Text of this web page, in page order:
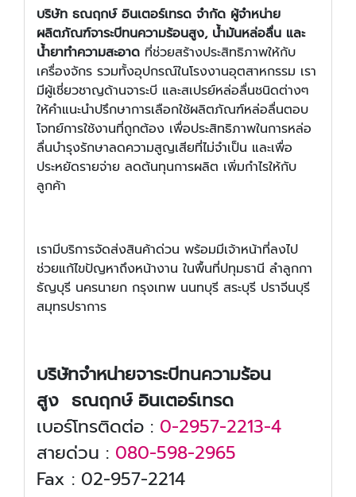
บริษัท ธณฤกษ์ อินเตอร์เทรด จำกัด ผู้จำหน่าย
ผลิตภัณฑ์จาระบีทนความร้อนสูง, น้ำมันหล่อลื่น และ
น้ำยาทำความสะอาด ที่ช่วยสร้างประสิทธิภาพให้กับ
เครื่องจักร รวมทั้งอุปกรณ์ในโรงงานอุตสาหกรรม เรา
มีผู้เชี่ยวชาญด้านจาระบี และสเปรย์หล่อลื่นชนิดต่างๆ
ให้คำแนะนำปรึกษาการเลือกใช้ผลิตภัณฑ์หล่อลื่นตอบ
โจทย์การใช้งานที่ถูกต้อง เพื่อประสิทธิภาพในการหล่อ
ลื่นบำรุงรักษาลดความสูญเสียที่ไม่จำเป็น และเพื่อ
ประหยัดรายจ่าย ลดต้นทุนการผลิต เพิ่มกำไรให้กับ
ลูกค้า
เรามีบริการจัดส่งสินค้าด่วน พร้อมมีเจ้าหน้าที่ลงไป
ช่วยแก้ไขปัญหาถึงหน้างาน ในพื้นที่ปทุมธานี ลำลูกกา
ธัญบุรี นครนายก กรุงเทพ นนทบุรี สระบุรี ปราจีนบุรี
สมุทรปราการ
บริษัทจำหน่ายจาระบีทนความร้อน
สูง ธณฤกษ์ อินเตอร์เทรด
เบอร์โทรติดต่อ : 0-2957-2213-4
สายด่วน : 080-598-2965
Fax : 02-957-2214